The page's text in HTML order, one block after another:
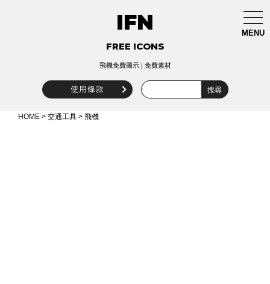
MENU
IFN
FREE ICONS
飛機免費圖示 | 免費素材
使用條款
HOME > 交通工具 > 飛機